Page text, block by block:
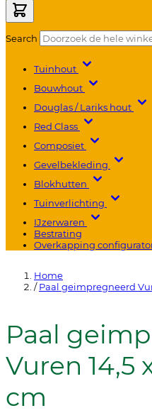
Search
Tuinhout
Bouwhout
Douglas / Lariks hout
Red Class
Composiet
Gevelbekleding
Blokhutten
Tuinverlichting
IJzerwaren
Bestrating
Overkapping
Home
/ Paal geimpregneerd
Paal
Vuren 14,5
cm